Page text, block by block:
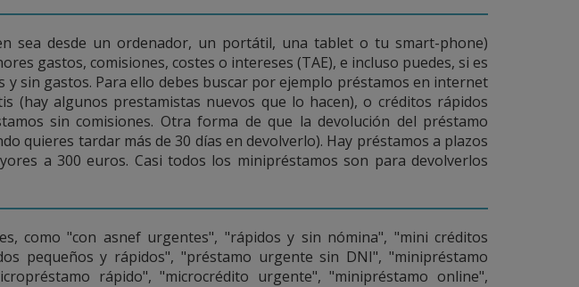
sea desde un ordenador, un portátil, una tablet o tu smart-phone)
gastos, comisiones, costes o intereses (TAE), e incluso puedes, si es
sin gastos. Para ello debes buscar por ejemplo préstamos en internet
(hay algunos prestamistas nuevos que lo hacen), o créditos rápidos
sin comisiones. Otra forma de que la devolución del préstamo
quieres tardar más de 30 días en devolverlo). Hay préstamos a plazos
a 300 euros. Casi todos los minipréstamos son para devolverlos
como "con asnef urgentes", "rápidos y sin nómina", "mini créditos
pequeños y rápidos", "préstamo urgente sin DNI", "minipréstamo
rápido", "microcrédito urgente", "minipréstamo online",